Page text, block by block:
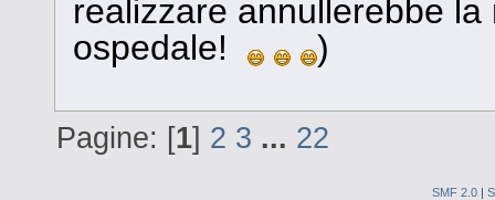
realizzare annullerebbe
ospedale!
)
Pagine: [1] 2 3 ... 22
SMF 2.0 |